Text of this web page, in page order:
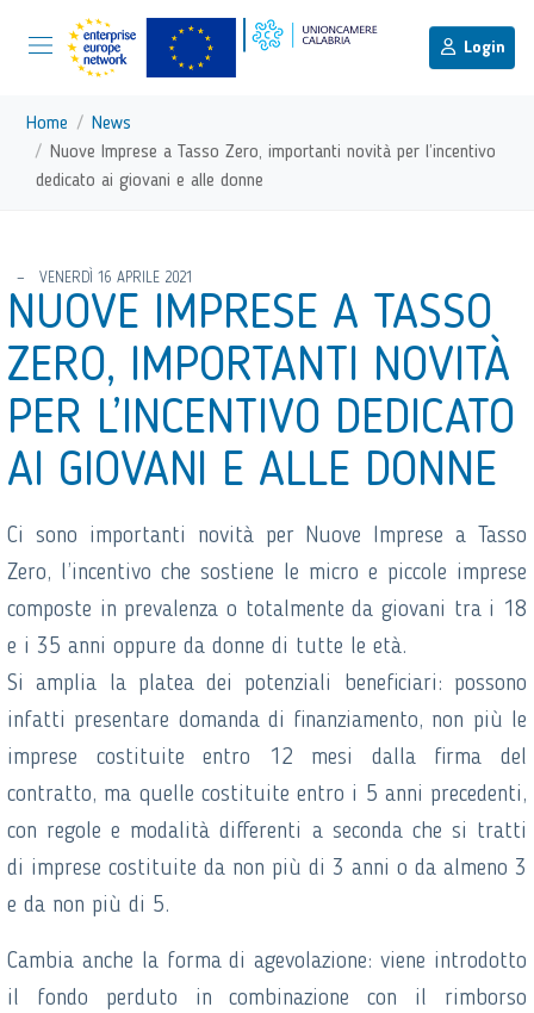
Vai ai contenuti
Login
torna al menu di scelta rapida
Menu di navigazione principale
Home
News
Nuove Imprese a Tasso Zero, importanti novità per l’incentivo
dedicato ai giovani e alle donne
VENERDÌ 16 APRILE 2021
NUOVE IMPRESE A TASSO
ZERO, IMPORTANTI NOVITÀ
PER L’INCENTIVO DEDICATO
AI GIOVANI E ALLE DONNE
Ci sono importanti novità per Nuove Imprese a Tasso
Zero, l’incentivo che sostiene le micro e piccole imprese
composte in prevalenza o totalmente da giovani tra i 18
e i 35 anni oppure da donne di tutte le età.
Si amplia la platea dei potenziali beneficiari: possono
infatti presentare domanda di finanziamento, non più le
imprese costituite entro 12 mesi dalla firma del
contratto, ma quelle costituite entro i 5 anni precedenti,
con regole e modalità differenti a seconda che si tratti
di imprese costituite da non più di 3 anni o da almeno 3
e da non più di 5.
Cambia anche la forma di agevolazione: viene introdotto
il fondo perduto in combinazione con il rimborso